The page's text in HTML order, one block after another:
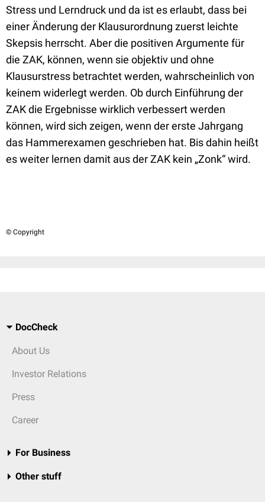
Stress und Lerndruck und da ist es erlaubt, dass bei
einer Änderung der Klausurordnung zuerst leichte
Skepsis herrscht. Aber die positiven Argumente für
die ZAK, können, wenn sie objektiv und ohne
Klausurstress betrachtet werden, wahrscheinlich von
keinem widerlegt werden. Ob durch Einführung der
ZAK die Ergebnisse wirklich verbessert werden
können, wird sich zeigen, wenn der erste Jahrgang
das Hammerexamen geschrieben hat. Bis dahin heißt
es weiter lernen damit aus der ZAK kein „Zonk“ wird.
© Copyright
DocCheck
About Us
Investor Relations
Press
Career
For Business
Other stuff